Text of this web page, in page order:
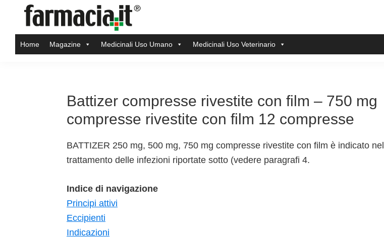
primary
main
primary
footerFarmacia.it
magazine
Home Magazine Medicinali Uso Umano Medicinali Uso Veterinario
Battizer compresse rivestite con film – 750 mg
compresse rivestite con film 12 compresse
BATTIZER 250 mg, 500 mg, 750 mg compresse rivestite con film è indicato nel
trattamento delle infezioni riportate sotto (vedere paragrafi 4.
Indice di navigazione
Principi attivi
Eccipienti
Indicazioni